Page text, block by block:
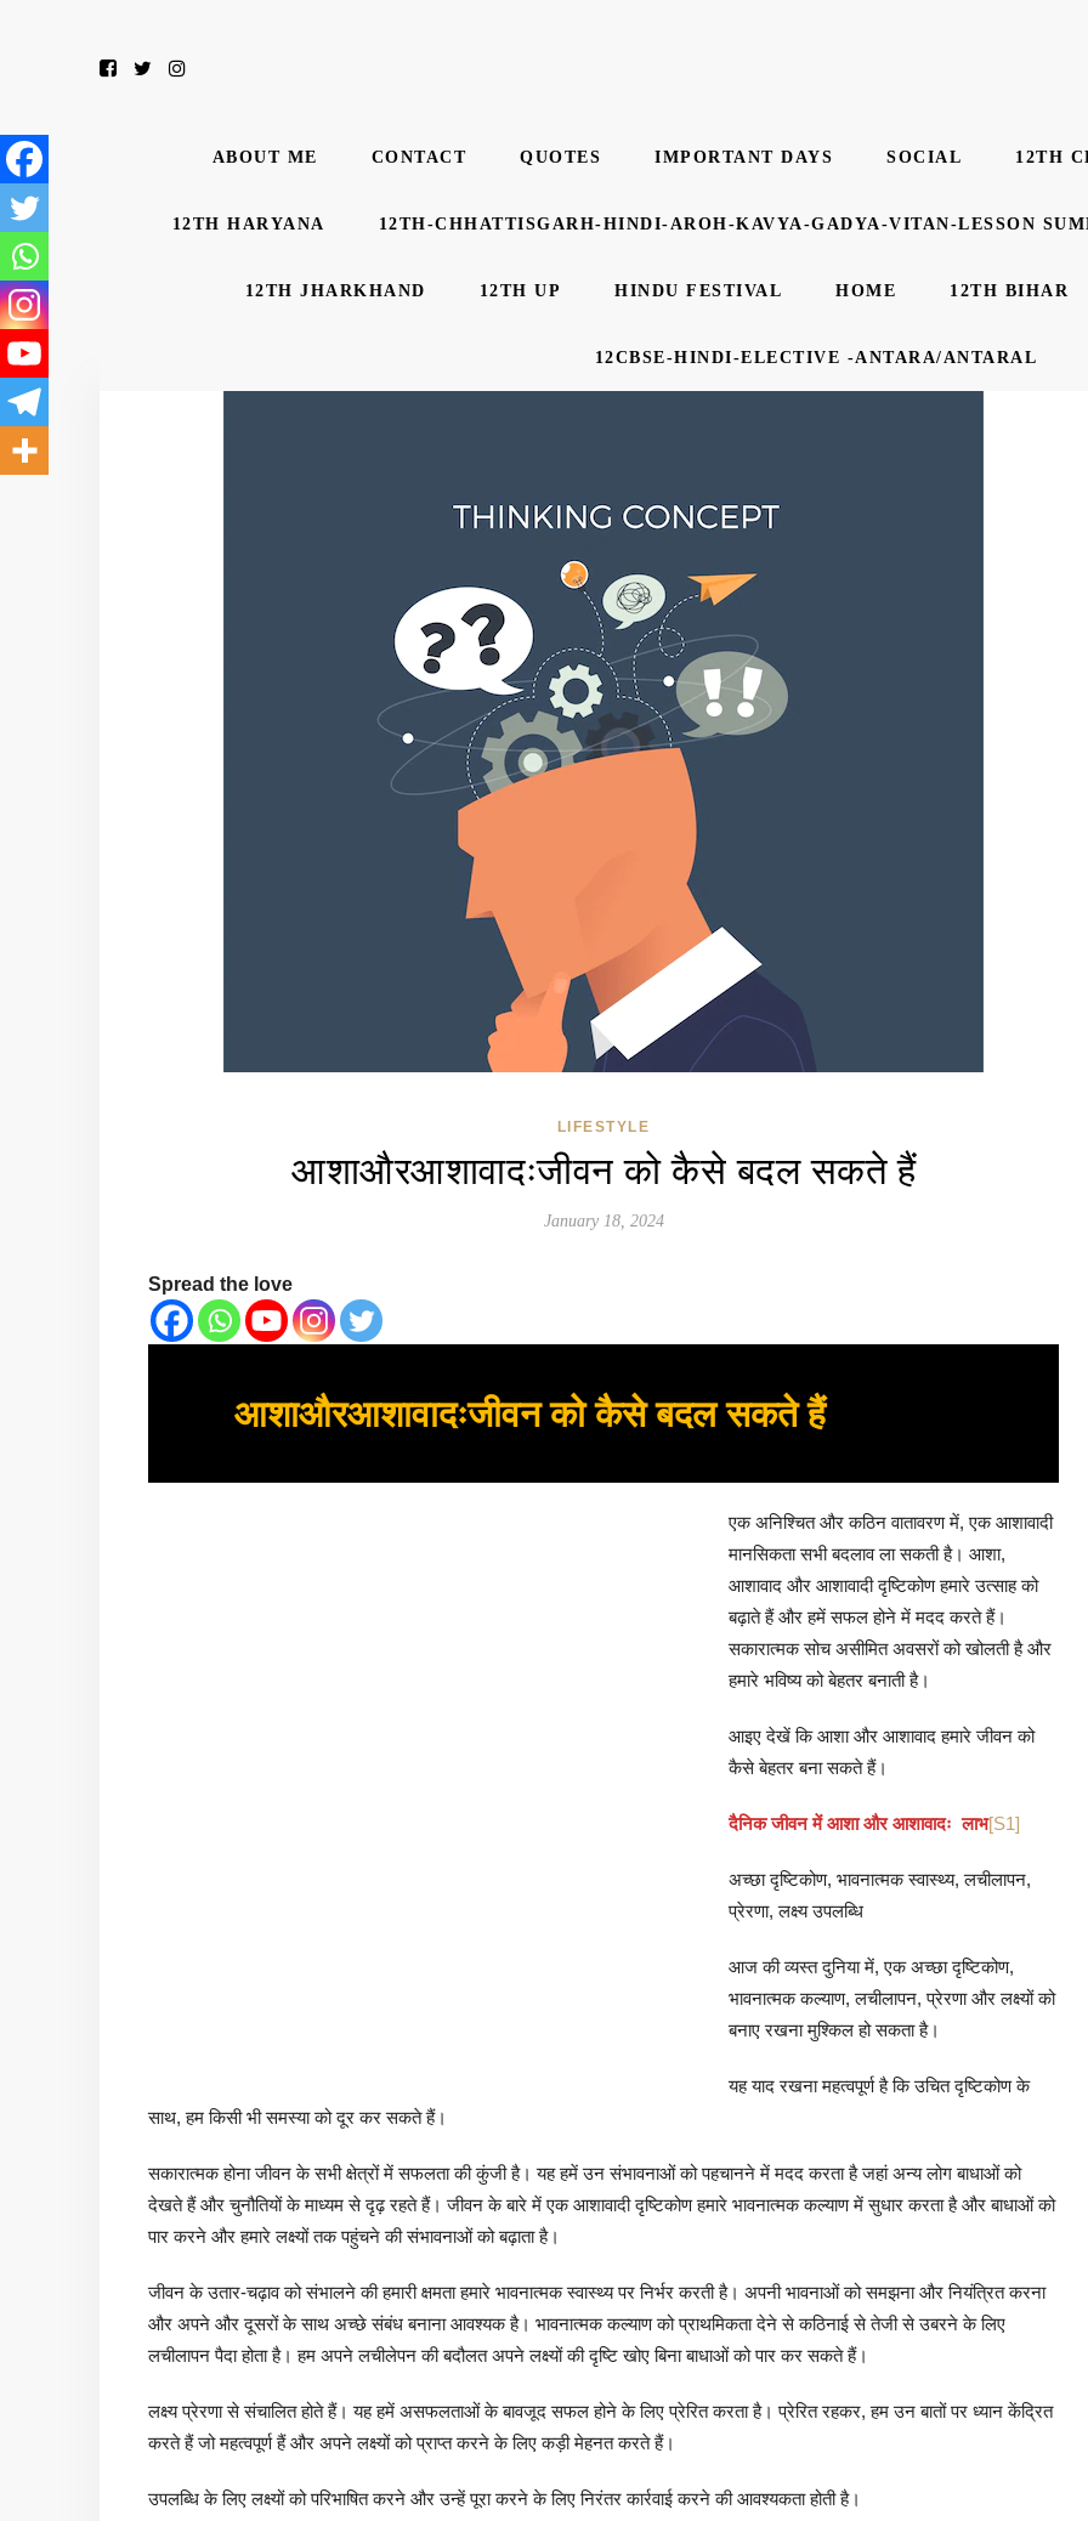
ABOUT ME CONTACT QUOTES IMPORTANT DAYS SOCIAL 12TH
12TH HARYANA 12TH-CHHATTISGARH-HINDI-AROH-KAVYA-GADYA-VITAN-LESSON
12TH JHARKHAND 12TH UP HINDU FESTIVAL HOME 12TH BIHAR
12CBSE-HINDI-ELECTIVE -ANTARA/ANTARAL
LIFESTYLE
आशाऔरआशावादःजीवन को कैसे बदल सकते हैं
January 18, 2024
Spread the love
आशाऔरआशावादःजीवन को कैसे बदल सकते हैं
एक अनिश्चित और कठिन वातावरण में, एक आशावादी
मानसिकता सभी बदलाव ला सकती है। आशा,
आशावाद और आशावादी दृष्टिकोण हमारे उत्साह को
बढ़ाते हैं और हमें सफल होने में मदद करते हैं।
सकारात्मक सोच असीमित अवसरों को खोलती है और
हमारे भविष्य को बेहतर बनाती है।
आइए देखें कि आशा और आशावाद हमारे जीवन को
कैसे बेहतर बना सकते हैं।
दैनिक जीवन में आशा और आशावादः लाभ[S1]
अच्छा दृष्टिकोण, भावनात्मक स्वास्थ्य, लचीलापन,
प्रेरणा, लक्ष्य उपलब्धि
आज की व्यस्त दुनिया में, एक अच्छा दृष्टिकोण,
भावनात्मक कल्याण, लचीलापन, प्रेरणा और लक्ष्यों को
बनाए रखना मुश्किल हो सकता है।
यह याद रखना महत्वपूर्ण है कि उचित दृष्टिकोण के
साथ, हम किसी भी समस्या को दूर कर सकते हैं।
सकारात्मक होना जीवन के सभी क्षेत्रों में सफलता की कुंजी है। यह हमें उन संभावनाओं को पहचानने में मदद करता है जहां अन्य लोग बाधाओं को
देखते हैं और चुनौतियों के माध्यम से दृढ़ रहते हैं। जीवन के बारे में एक आशावादी दृष्टिकोण हमारे भावनात्मक कल्याण में सुधार करता है और बाधाओं को
पार करने और हमारे लक्ष्यों तक पहुंचने की संभावनाओं को बढ़ाता है।
जीवन के उतार-चढ़ाव को संभालने की हमारी क्षमता हमारे भावनात्मक स्वास्थ्य पर निर्भर करती है। अपनी भावनाओं को समझना और नियंत्रित करना
और अपने और दूसरों के साथ अच्छे संबंध बनाना आवश्यक है। भावनात्मक कल्याण को प्राथमिकता देने से कठिनाई से तेजी से उबरने के लिए
लचीलापन पैदा होता है। हम अपने लचीलेपन की बदौलत अपने लक्ष्यों की दृष्टि खोए बिना बाधाओं को पार कर सकते हैं।
लक्ष्य प्रेरणा से संचालित होते हैं। यह हमें असफलताओं के बावजूद सफल होने के लिए प्रेरित करता है। प्रेरित रहकर, हम उन बातों पर ध्यान केंद्रित
करते हैं जो महत्वपूर्ण हैं और अपने लक्ष्यों को प्राप्त करने के लिए कड़ी मेहनत करते हैं।
उपलब्धि के लिए लक्ष्यों को परिभाषित करने और उन्हें पूरा करने के लिए निरंतर कार्रवाई करने की आवश्यकता होती है।